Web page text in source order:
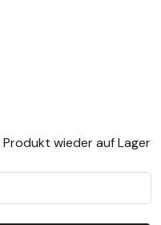
Saison ca. 1.5kg
wieder auf Lager